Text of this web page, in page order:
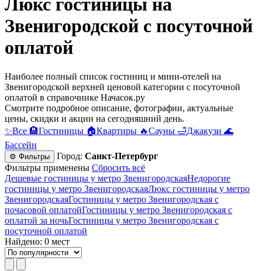
Люкс гостиницы на
Звенигородской c посуточной
оплатой
Наиболее полный список гостиниц и мини-отелей на
Звенигородской верхней ценовой категории c посуточной
оплатой в справочнике Начасок.ру
Смотрите подробное описание, фотографии, актуальные
цены, скидки и акции на сегодняшний день.
✨Все 🏨Гостиницы 🏠Квартиры 🔥Сауны 🛁Джакузи 🌊
Бассейн
⚙ Фильтры Город: Санкт-Петербург
Фильтры применены Сбросить всё
Дешевые гостиницы у метро ЗвенигородскаяНедорогие
гостиницы у метро ЗвенигородскаяЛюкс гостиницы у метро
ЗвенигородскаяГостиницы у метро Звенигородская c
почасовой оплатойГостиницы у метро Звенигородская с
оплатой за ночьГостиницы у метро Звенигородская c
посуточной оплатой
Найдено: 0 мест